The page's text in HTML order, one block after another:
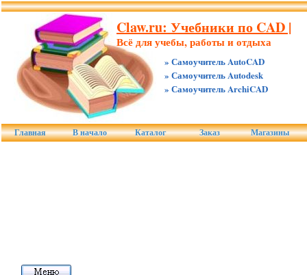
Claw.ru: Учебники по CAD |
Всё для учебы, работы и отдыха
» Самоучитель AutoCAD
» Самоучитель Autodesk
» Самоучитель ArchiCAD
Главная В начало Каталог Заказ Магазины